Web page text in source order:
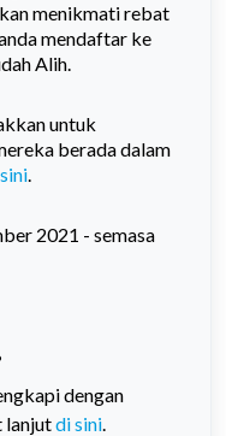
menikmati rebat
mendaftar ke
Alih.
untuk
berada dalam
.
2021 - semasa
dengan
lanjutdi sini.